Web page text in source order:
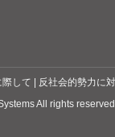
して
反社会的勢力に
All rights reserved